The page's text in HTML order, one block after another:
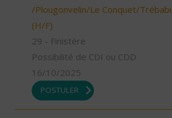
/Plougonvelin/Le Conquet/
(H/F)
29 - Finistère
Possibilité de CDI ou CDD
16/10/2025
POSTULER